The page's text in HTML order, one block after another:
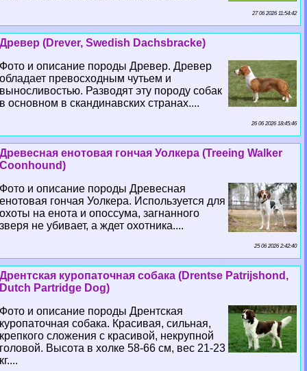
27 06 2026 11:54:42
Древер (Drever, Swedish Dachsbracke)
Фото и описание породы Древер. Древер
обладает превосходным чутьем и
выносливостью. Разводят эту породу собак
в основном в скандинавских странах....
26 06 2026 18:45:46
Древесная енотовая гончая Уолкера (Treeing Walker
Coonhound)
Фото и описание породы Древесная
енотовая гончая Уолкера. Используется для
охоты на енота и опоссума, загнанного
зверя не убивает, а ждет охотника....
25 06 2026 2:42:40
Дрентская куропаточная собака (Drentse Patrijshond,
Dutch Partridge Dog)
Фото и описание породы Дрентская
куропаточная собака. Красивая, сильная,
крепкого сложения с красивой, некрупной
головой. Высота в холке 58-66 см, вес 21-23
кг....